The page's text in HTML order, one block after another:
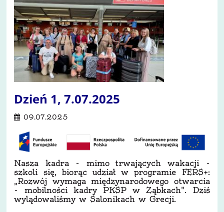
Dzień 1, 7.07.2025
09.07.2025
Nasza kadra - mimo trwających wakacji -
szkoli się, biorąc udział w programie FERS+:
„Rozwój wymaga międzynarodowego otwarcia
- mobilności kadry PKSP w Ząbkach". Dziś
wylądowaliśmy w Salonikach w Grecji.